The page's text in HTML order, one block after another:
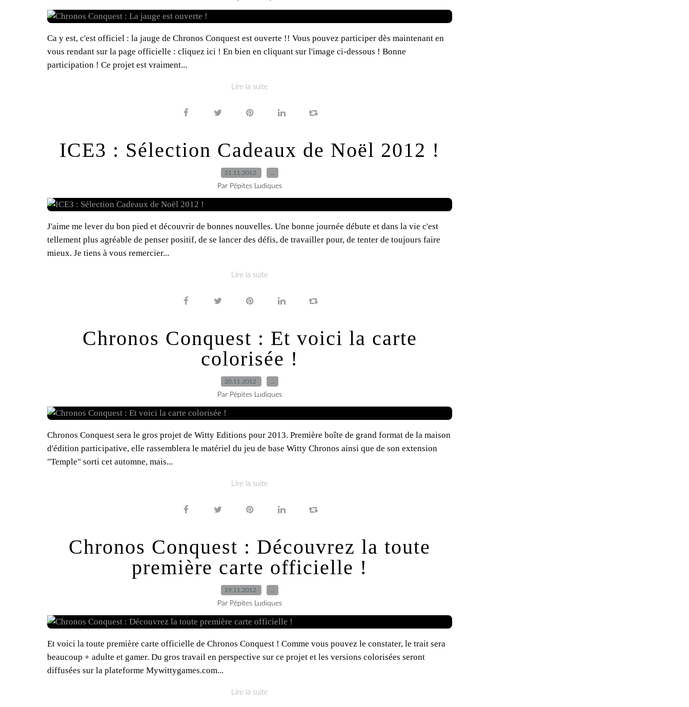
Ca y est, c'est officiel : la jauge de Chronos Conquest est ouverte !! Vous pouvez participer dès maintenant en
vous rendant sur la page officielle : cliquez ici ! En bien en cliquant sur l'image ci-dessous ! Bonne
participation ! Ce projet est vraiment...
Lire la suite
ICE3 : Sélection Cadeaux de Noël 2012 !
21.11.2012
Par Pépites Ludiques
J'aime me lever du bon pied et découvrir de bonnes nouvelles. Une bonne journée débute et dans la vie c'est
tellement plus agréable de penser positif, de se lancer des défis, de travailler pour, de tenter de toujours faire
mieux. Je tiens à vous remercier...
Lire la suite
Chronos Conquest : Et voici la carte
colorisée !
20.11.2012
Par Pépites Ludiques
Chronos Conquest sera le gros projet de Witty Editions pour 2013. Première boîte de grand format de la maison
d'édition participative, elle rassemblera le matériel du jeu de base Witty Chronos ainsi que de son extension
"Temple" sorti cet automne, mais...
Lire la suite
Chronos Conquest : Découvrez la toute
première carte officielle !
19.11.2012
Par Pépites Ludiques
Et voici la toute première carte officielle de Chronos Conquest ! Comme vous pouvez le constater, le trait sera
beaucoup + adulte et gamer. Du gros travail en perspective sur ce projet et les versions colorisées seront
diffusées sur la plateforme Mywittygames.com...
Lire la suite